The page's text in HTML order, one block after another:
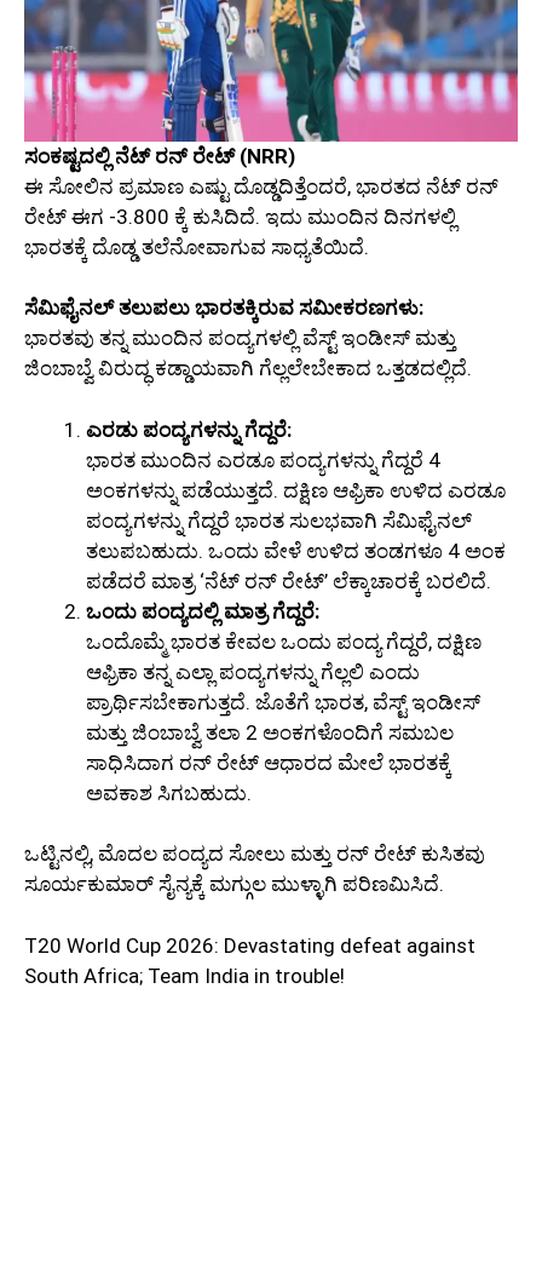
ಸಂಕಷ್ಟದಲ್ಲಿ ನೆಟ್ ರನ್ ರೇಟ್ (NRR)
ಈ ಸೋಲಿನ ಪ್ರಮಾಣ ಎಷ್ಟು ದೊಡ್ಡದಿತ್ತೆಂದರೆ, ಭಾರತದ ನೆಟ್ ರನ್
ರೇಟ್ ಈಗ -3.800 ಕ್ಕೆ ಕುಸಿದಿದೆ. ಇದು ಮುಂದಿನ ದಿನಗಳಲ್ಲಿ
ಭಾರತಕ್ಕೆ ದೊಡ್ಡ ತಲೆನೋವಾಗುವ ಸಾಧ್ಯತೆಯಿದೆ.
ಸೆಮಿಫೈನಲ್ ತಲುಪಲು ಭಾರತಕ್ಕಿರುವ ಸಮೀಕರಣಗಳು:
ಭಾರತವು ತನ್ನ ಮುಂದಿನ ಪಂದ್ಯಗಳಲ್ಲಿ ವೆಸ್ಟ್ ಇಂಡೀಸ್ ಮತ್ತು
ಜಿಂಬಾಬ್ವೆ ವಿರುದ್ಧ ಕಡ್ಡಾಯವಾಗಿ ಗೆಲ್ಲಲೇಬೇಕಾದ ಒತ್ತಡದಲ್ಲಿದೆ.
ಎರಡು ಪಂದ್ಯಗಳನ್ನು ಗೆದ್ದರೆ:
ಭಾರತ ಮುಂದಿನ ಎರಡೂ ಪಂದ್ಯಗಳನ್ನು ಗೆದ್ದರೆ 4
ಅಂಕಗಳನ್ನು ಪಡೆಯುತ್ತದೆ. ದಕ್ಷಿಣ ಆಫ್ರಿಕಾ ಉಳಿದ ಎರಡೂ
ಪಂದ್ಯಗಳನ್ನು ಗೆದ್ದರೆ ಭಾರತ ಸುಲಭವಾಗಿ ಸೆಮಿಫೈನಲ್
ತಲುಪಬಹುದು. ಒಂದು ವೇಳೆ ಉಳಿದ ತಂಡಗಳೂ 4 ಅಂಕ
ಪಡೆದರೆ ಮಾತ್ರ ‘ನೆಟ್ ರನ್ ರೇಟ್’ ಲೆಕ್ಕಾಚಾರಕ್ಕೆ ಬರಲಿದೆ.
ಒಂದು ಪಂದ್ಯದಲ್ಲಿ ಮಾತ್ರ ಗೆದ್ದರೆ:
ಒಂದೊಮ್ಮೆ ಭಾರತ ಕೇವಲ ಒಂದು ಪಂದ್ಯ ಗೆದ್ದರೆ, ದಕ್ಷಿಣ
ಆಫ್ರಿಕಾ ತನ್ನ ಎಲ್ಲಾ ಪಂದ್ಯಗಳನ್ನು ಗೆಲ್ಲಲಿ ಎಂದು
ಪ್ರಾರ್ಥಿಸಬೇಕಾಗುತ್ತದೆ. ಜೊತೆಗೆ ಭಾರತ, ವೆಸ್ಟ್ ಇಂಡೀಸ್
ಮತ್ತು ಜಿಂಬಾಬ್ವೆ ತಲಾ 2 ಅಂಕಗಳೊಂದಿಗೆ ಸಮಬಲ
ಸಾಧಿಸಿದಾಗ ರನ್ ರೇಟ್ ಆಧಾರದ ಮೇಲೆ ಭಾರತಕ್ಕೆ
ಅವಕಾಶ ಸಿಗಬಹುದು.
ಒಟ್ಟಿನಲ್ಲಿ, ಮೊದಲ ಪಂದ್ಯದ ಸೋಲು ಮತ್ತು ರನ್ ರೇಟ್ ಕುಸಿತವು
ಸೂರ್ಯಕುಮಾರ್ ಸೈನ್ಯಕ್ಕೆ ಮಗ್ಗುಲ ಮುಳ್ಳಾಗಿ ಪರಿಣಮಿಸಿದೆ.
T20 World Cup 2026: Devastating defeat against
South Africa; Team India in trouble!